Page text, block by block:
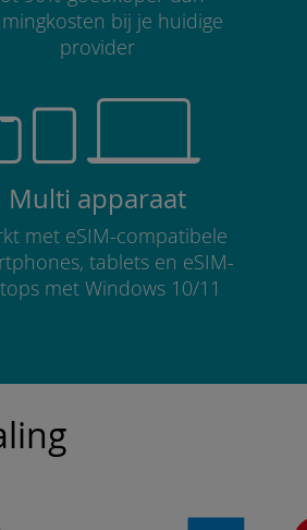
bij je huidige
provider
Multi apparaat
met eSIM-compatibele
tablets en eSIM-
met Windows 10/11